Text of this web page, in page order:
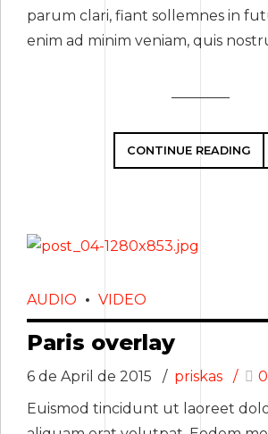
parum clari, fiant sollemnes in
enim ad minim veniam, quis
CONTINUE READING
AUDIO VIDEO
Paris overlay
6 de April de 2015 priskas
0
Euismod tincidunt ut laoreet